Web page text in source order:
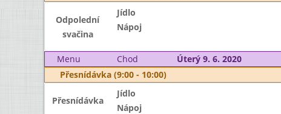
Odpolední
svačina
Jídlo
Nápoj
Menu Chod Úterý 9. 6. 2020
Přesnídávka (9:00 - 10:00)
Přesnídávka
Jídlo
Nápoj